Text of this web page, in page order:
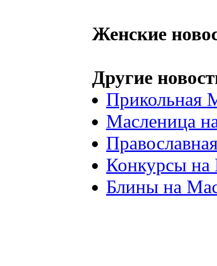
Женские
Другие
Прикольная
Масленица
Конкурсы
Блины на